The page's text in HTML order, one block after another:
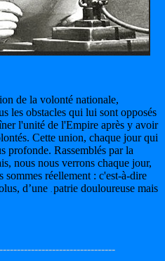
de la volonté nationale,
les obstacles qui lui sont opposés
l'unité de l'Empire après y avoir
Cette union, chaque jour qui
profonde. Rassemblés par la
nous nous verrons chaque jour,
sommes réellement : c'est-à-dire
d’une . patrie douloureuse mais